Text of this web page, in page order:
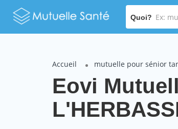
Quoi?
Accueil mutuelle pour sénior
Eovi